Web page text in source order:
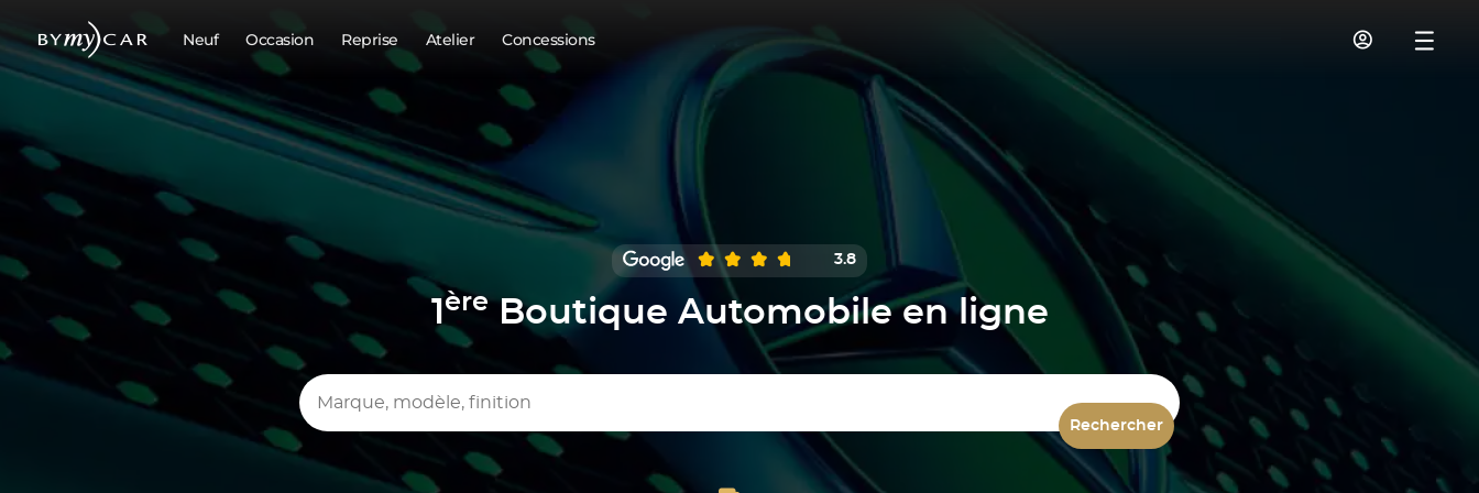
Neuf Occasion Reprise Atelier Concessions
3.8
1 èreBoutique Automobile en ligne
Marque, modèle, finition
Rechercher